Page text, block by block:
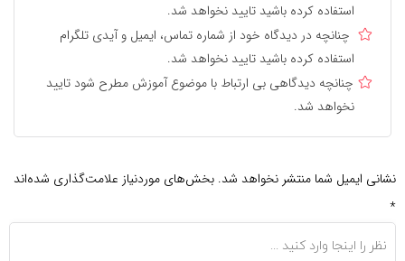
استفاده کرده باشید تایید نخواهد شد.
چنانچه در دیدگاه خود از شماره تماس، ایمیل و آیدی تلگرام
استفاده کرده باشید تایید نخواهد شد.
چنانچه دیدگاهی بی ارتباط با موضوع آموزش مطرح شود تایید
نخواهد شد.
نشانی ایمیل شما منتشر نخواهد شد. بخش‌های موردنیاز علامت‌گذاری شده‌اند
*